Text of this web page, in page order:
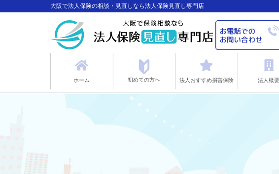
大阪で法人保険の相談・見直しなら法人保険見直し専門店
ホーム 初めての方へ 法人おすすめ損害保険 法人概要